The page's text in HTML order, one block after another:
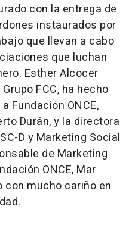
con la entrega de
instaurados por
que llevan a cabo
que luchan
Esther Alcocer
FCC, ha hecho
Fundación ONCE,
Durán, y la directora
D y Marketing Social
de Marketing
ONCE, Mar
con mucho cariño en